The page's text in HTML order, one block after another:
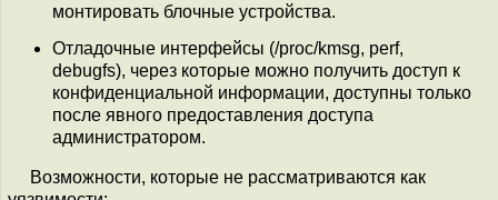
монтировать блочные устройства.
Отладочные интерфейсы (/proc/kmsg, perf,
debugfs), через которые можно получить доступ к
конфиденциальной информации, доступны только
после явного предоставления доступа
администратором.
Возможности, которые не рассматриваются как